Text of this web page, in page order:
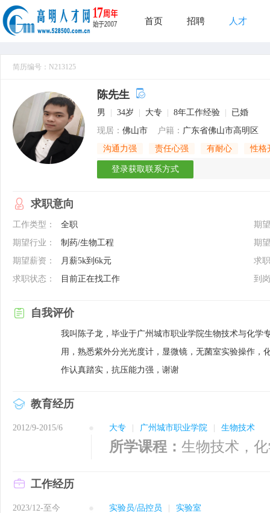
首页 招聘 人才
简历编号：N213125
陈先生
男 34岁 大专 8年工作经验
已婚
现居： 佛山市 户籍： 广东省佛山市高明区
沟通力强
责任心强 有耐心 性格
登录获取联系方式
求职意向
工作类型： 全职
期
期望行业：
制药/生物工程
期
期望薪资：
月薪5k到6k元
求
求职状态：
目前正在找工作 到
自我评价
我叫陈子龙，毕业于广州城市职业学院生物技术与化学
用，熟悉紫外分光光度计，显微镜，无菌室实验操作，
作认真踏实，抗压能力强，谢谢
教育经历
2012/9-2015/6 大专 广州城市职业学院 生物技术
所学课程： 生物技术，
工作经历
2023/12-至今 实验员/品控员 实验室